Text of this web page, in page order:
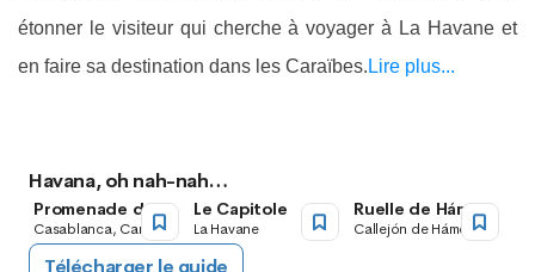
étonner le visiteur qui cherche à voyager à La Havane et
en faire sa destination dans les Caraïbes. Lire plus...